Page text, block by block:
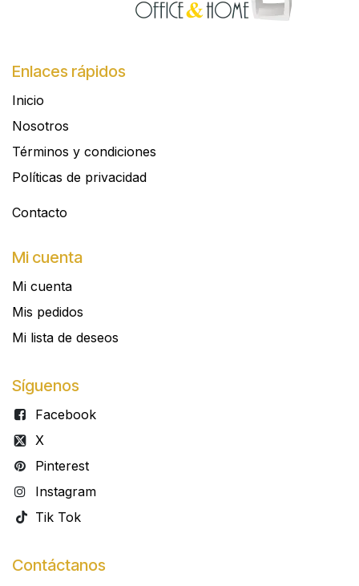
Enlaces rápidos
Inicio
Nosotros
Términos y condiciones
Políticas de privacidad
Contacto​
Mi cuenta
Mi cuenta
Mis pedidos
Mi lista de deseos
Síguenos
Facebook
X
Pinterest
Instagram
Tik Tok
Contáctanos